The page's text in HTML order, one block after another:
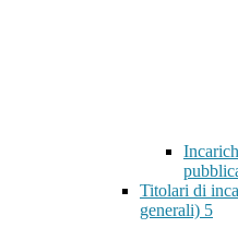
Titolari di
generali) 5